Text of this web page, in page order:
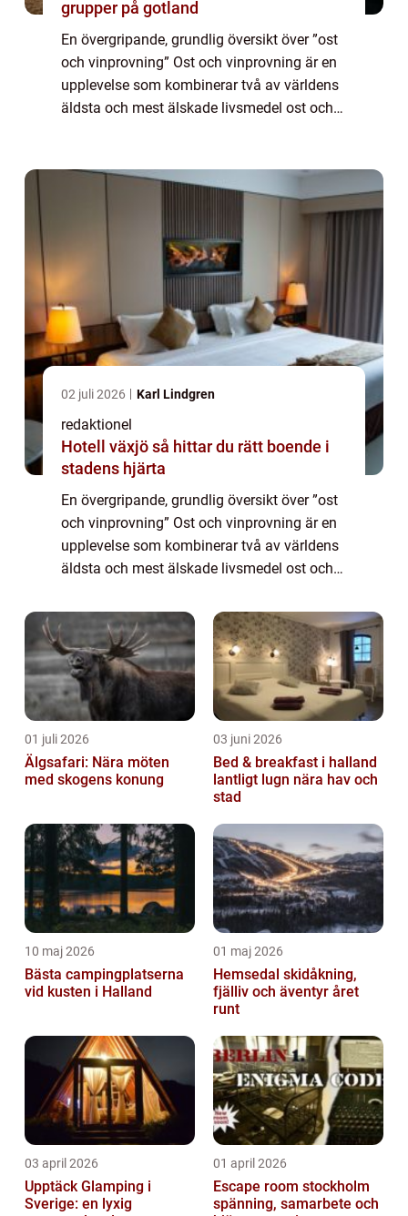
grupper på gotland
En övergripande, grundlig översikt över ”ost
och vinprovning” Ost och vinprovning är en
upplevelse som kombinerar två av världens
äldsta och mest älskade livsmedel ost och
02 juli 2026 Karl Lindgren
redaktionel
Hotell växjö så hittar du rätt boende i
stadens hjärta
En övergripande, grundlig översikt över ”ost
och vinprovning” Ost och vinprovning är en
upplevelse som kombinerar två av världens
äldsta och mest älskade livsmedel ost och
kombinationer av smaker och...
01 juli 2026
Älgsafari: Nära möten
med skogens konung
03 juni 2026
Bed & breakfast i halland
lantligt lugn nära hav och
stad
10 maj 2026
Bästa campingplatserna
vid kusten i Halland
01 maj 2026
Hemsedal skidåkning,
fjälliv och äventyr året
runt
03 april 2026
Upptäck Glamping i
Sverige: en lyxig
01 april 2026
Escape room stockholm
spänning, samarbete och